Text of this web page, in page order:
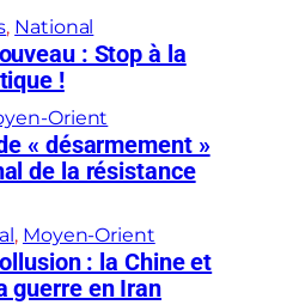
, National
: Stop à la
!
Orient
« désarmement »
de la résistance
, Moyen-Orient
: la Chine et
guerre en Iran